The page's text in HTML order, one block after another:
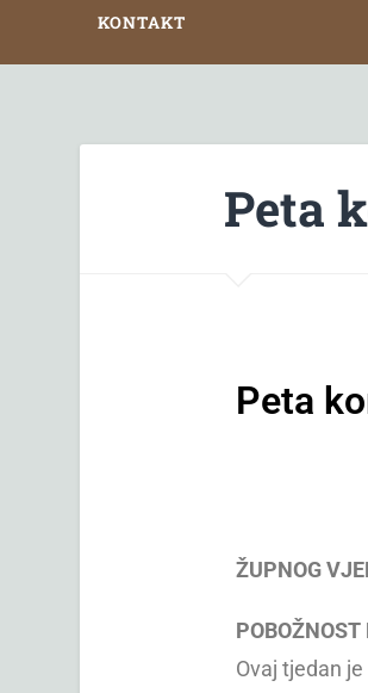
KONTAKT
Peta
Peta
ŽUPNOG
Ovaj tjedan je